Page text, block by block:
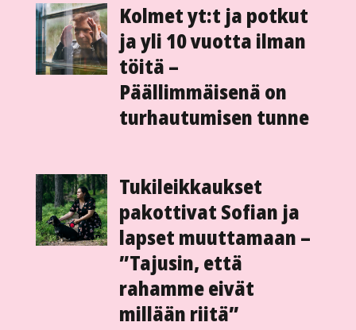
Kolmet yt:t ja potkut
ja yli 10 vuotta ilman
töitä –
Päällimmäisenä on
turhautumisen tunne
Tukileikkaukset
pakottivat Sofian ja
lapset muuttamaan –
”Tajusin, että
rahamme eivät
millään riitä”